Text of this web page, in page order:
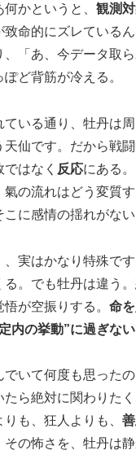
かというと、 観測
致命的にズレている
、「あ、今データ取
ど背筋が冷える。
ている通り、牡丹は
天仙です。だから戦
はなく 反応にある
氣の流れはどう変質
に感情の揺れがない
、実はかなり特殊で
る。でも牡丹は違う
が空振りする。 命
内の挙動”に過ぎない
いて何度も思った
たら絶対に関わりた
も、狂人よりも、
その怖さを、牡丹は